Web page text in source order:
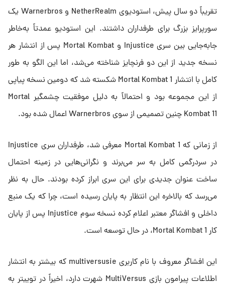
تقریباً دو سال پیش، استودیوی NetherRealm و Warnerbros یک
سورپرایز بزرگ برای طرفداران داشتند. این استودیو عمدتاً به‌خاطر
جابه‌جایی بین سری Injustice و Mortal Kombat پس از انتشار هر
نسخه جدید از این دو فرنچایز شناخته می‌شد، اما این الگو به طور
کامل با انتشار Mortal Kombat 1 شکسته شد که دومین نسخه پیاپی
از این مجموعه بود و احتمالاً به دلیل موفقیت چشمگیر Mortal
Kombat 11 چنین تصمیمی از سوی Warnerbros اعمال شده بود.
از زمانی که Mortal Kombat 1 معرفی شد، طرفداران سری Injustice
در سردرگمی کامل به سر می‌برند و نگرانی‌هایی در زمینه احتمال
ساخت عنوان جدیدی برای این سری ابراز کرده بودند. حال به نظر
می‌رسد که بالاخره این انتظار به پایان رسیده است، چرا که یک منبع
داخلی و افشاگر معتبر اعلام کرده نسخه سوم Injustice پس از پایان
کار Mortal Kombat 1، در حال توسعه است.
این افشاگر معروف با نام کاربری multiversusie که بیشتر به انتشار
اطلاعات پیرامون بازی MultiVersus شهرت دارد، اخیراً در توییتر به